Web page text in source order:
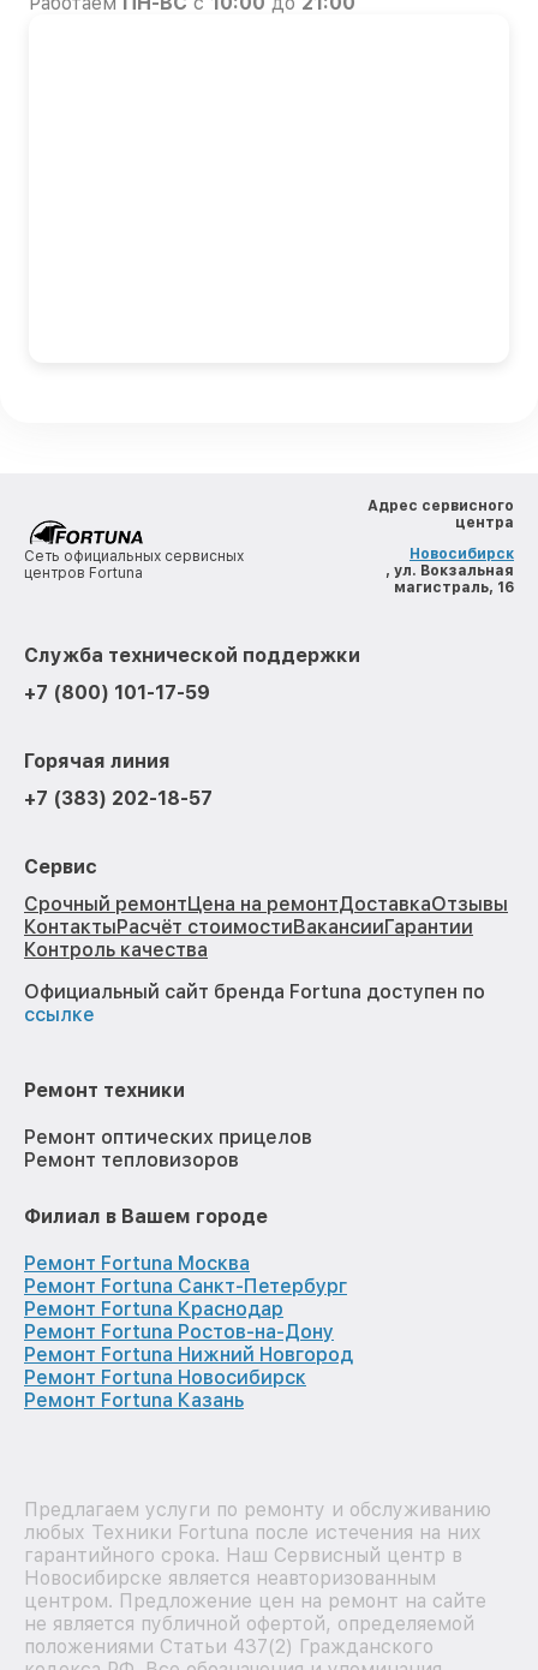
Сеть официальных сервисных
центров Fortuna
Адрес сервисного
центра
Новосибирск
, ул. Вокзальная
магистраль, 16
Служба технической поддержки
+7 (800) 101-17-59
Горячая линия
+7 (383) 202-18-57
Сервис
Срочный ремонтЦена на ремонтДоставкаОтзывы
КонтактыРасчёт стоимостиВакансииГарантии
Контроль качества
Официальный сайт бренда Fortuna доступен по
ссылке
Ремонт техники
Ремонт оптических прицелов
Ремонт тепловизоров
Филиал в Вашем городе
Ремонт Fortuna Москва
Ремонт Fortuna Санкт-Петербург
Ремонт Fortuna Краснодар
Ремонт Fortuna Ростов-на-Дону
Ремонт Fortuna Нижний Новгород
Ремонт Fortuna Новосибирск
Ремонт Fortuna Казань
Предлагаем услуги по ремонту и обслуживанию
любых Техники Fortuna после истечения на них
гарантийного срока. Наш Сервисный центр в
Новосибирске является неавторизованным
центром. Предложение цен на ремонт на сайте
не является публичной офертой, определяемой
положениями Статьи 437(2) Гражданского